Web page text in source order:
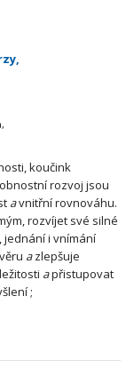
koučink
rozvoj jsou
avnitřní rovnováhu.
rozvíjet své silné
i vnímání
azlepšuje
apřistupovat
;